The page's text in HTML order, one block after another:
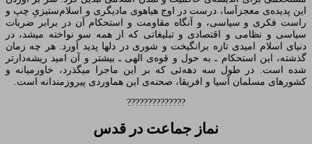
این پدیده‌ی معجز‌آسا، درست در اوج هیاهوی مادیگری و اسلام‌ستیزیِ چپ و
راست فکری و سیاسی، و آنگاه مقاومت و استحکام آن در برابر ضربات
سیاسی و نظامی و اقتصادی و تبلیغاتی که از همه سو نواخته میشد، در
دنیای اسلام امیدی تازه برانگیخت و شوری در دلها پدید آورد. هر چه زمان
گذشته، این استحکام ـ به حول و قوه‌ی الهی ـ بیشتر و آن امید ریشه‌دارتر
شده است. در طول سه دهه‌ئی که بر این ماجرا میگذرد، خاورمیانه و
کشورهای مسلمان آسیا و افریقا، صحنه‌ی این هماوردی پیروزمندانه است.
??????????????
نماز جماعت در قدس